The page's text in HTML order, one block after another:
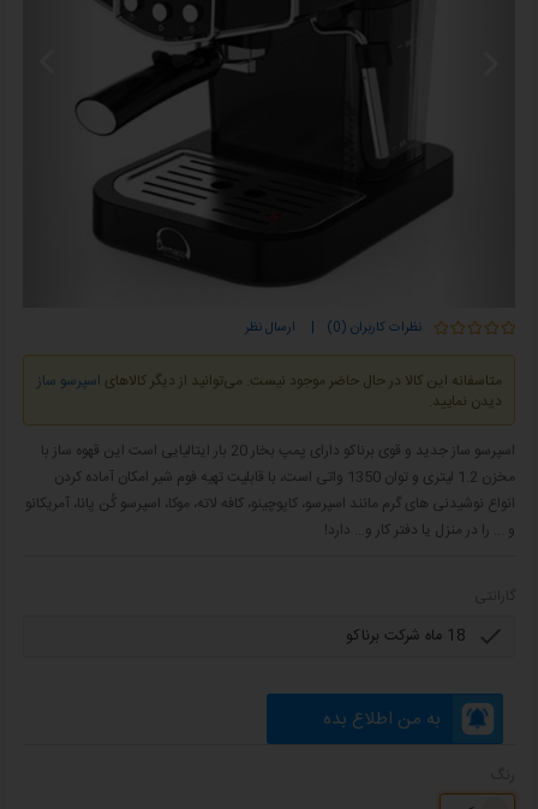
نظرات کاربران (0) | ارسال نظر
متاسفانه این کالا در حال حاضر موجود نیست. می‌توانید از دیگر کالاهای اسپرسو ساز
دیدن نمایید.
اسپرسو ساز جدید و قوی برناکو دارای پمپ بخار 20 بار ایتالیایی است این قهوه ساز با
مخزن 1.2 لیتری و توان 1350 واتی است، با قابلیت تهیه فوم شیر امکان آماده کردن
انواع نوشیدنی های گرم مانند اسپرسو، کاپوچینو، کافه لاته، موکا، اسپرسو کُن پانا، آمریکانو
و ... را در منزل یا دفتر کار و... دارد!
به من اطلاع بده